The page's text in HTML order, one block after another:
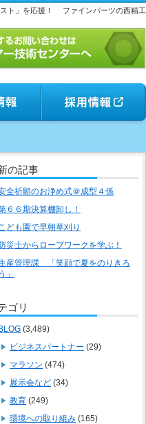
ト」を応援！ ファインパーツの西精工
の記事
全祈願のお浄め式＠成型４係
６６期決算棚卸し！
ども園で早朝草刈り
災士からロープワークを学ぶ！
産管理課 「笑顔で夏をのりきろ
う」
ゴリ
BLOG (3,489)
ビジネスパートナー (29)
マラソン (474)
展示会など (34)
教育 (249)
環境への取り組み (165)